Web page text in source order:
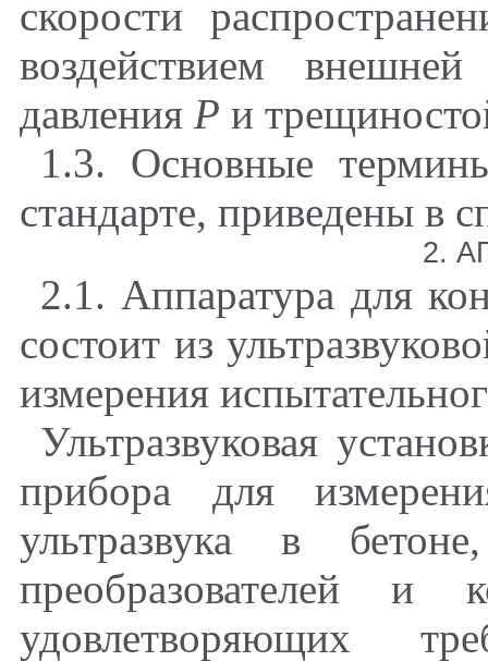
скорости
воздействием
давления Р и
1.3. Основные
стандарте, приведены в
2.
2.1. Аппаратура для
состоит из
измерения
Ультразвуковая
прибора для
ультразвука в
преобразователей и
удовлетворяющих